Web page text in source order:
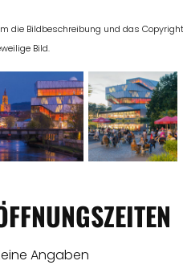
die Bildbeschreibung und das
Bild.
Angaben